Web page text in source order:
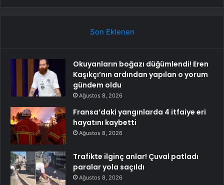
Son Eklenen
Okuyanların boğazı düğümlendi! Eren
Kaşıkçı’nın ardından yapılan o yorum
gündem oldu
Ağustos 8, 2026
Fransa’daki yangınlarda 4 itfaiye eri
hayatını kaybetti
Ağustos 8, 2026
Trafikte ilginç anlar! Çuval patladı
paralar yola saçıldı
Ağustos 8, 2026